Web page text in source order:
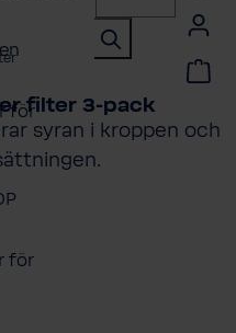
för
för
filter 3-pack
syran i kroppen och